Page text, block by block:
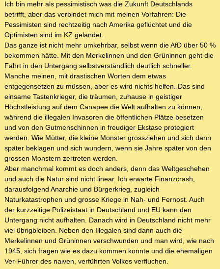
Ich bin mehr als pessimistisch was die Zukunft Deutschlands
betrifft, aber das verbindet mich mit meinen Vorfahren: Die
Pessimisten sind rechtzeitig nach Amerika geflüchtet und die
Optimisten sind im KZ gelandet.
Das ganze ist nicht mehr umkehrbar, selbst wenn die AfD über 50 %
bekommen hätte. Mit den Merkelinnen und den Grüninnen geht die
Fahrt in den Untergang selbstverständlich deutlich schneller.
Manche meinen, mit drastischen Worten dem etwas
entgegensetzen zu müssen, aber es wird nichts helfen. Das sind
einsame Tastenkrieger, die träumen, zuhause in geistiger
Höchstleistung auf dem Canapee die Welt aufhalten zu können,
während die illegalen Invasoren die öffentlichen Plätze besetzen
und von den Gutmenschinnen in freudiger Ekstase protegiert
werden. Wie Mütter, die kleine Monster grossziehen und sich dann
später beklagen und sich wundern, wenn sie Jahre später von den
grossen Monstern zertreten werden.
Aber manchmal kommt es doch anders, denn das Weltgeschehen
und auch die Natur sind nicht linear. Ich erwarte Finanzcrash,
darausfolgend Anarchie und Bürgerkrieg, zugleich
Naturkatastrophen und grosse Kriege in Nah- und Fernost. Auch
der kurzzeitige Polizeistaat in Deutschland und EU kann den
Untergang nicht aufhalten. Danach wird in Deutschland nicht mehr
viel übrigbleiben. Neben den Illegalen sind dann auch die
Merkelinnen und Grüninnen verschwunden und man wird, wie nach
1945, sich fragen wie es dazu kommen konnte und die ehemaligen
Ver-Führer des naiven, verführten Volkes verfluchen.